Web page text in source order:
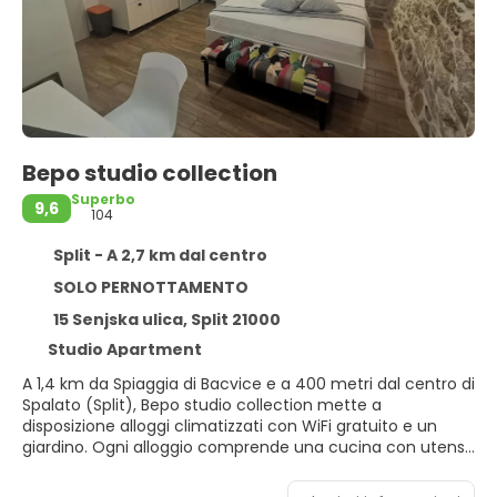
Bepo studio collection
9,6
Superbo
104
Split - A 2,7 km dal centro
SOLO PERNOTTAMENTO
15 Senjska ulica, Split 21000
Studio Apartment
A 1,4 km da Spiaggia di Bacvice e a 400 metri dal centro di
Spalato (Split), Bepo studio collection mette a
disposizione alloggi climatizzati con WiFi gratuito e un
giardino. Ogni alloggio comprende una cucina con utensili
via cavo e un bagno privato dotato di doccia, set di